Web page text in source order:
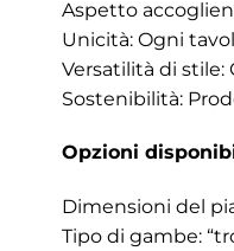
Aspetto
Unicità: Ogni
Versatilità di stile:
Sostenibilità:
Opzioni
Dimensioni del
Tipo di gambe: